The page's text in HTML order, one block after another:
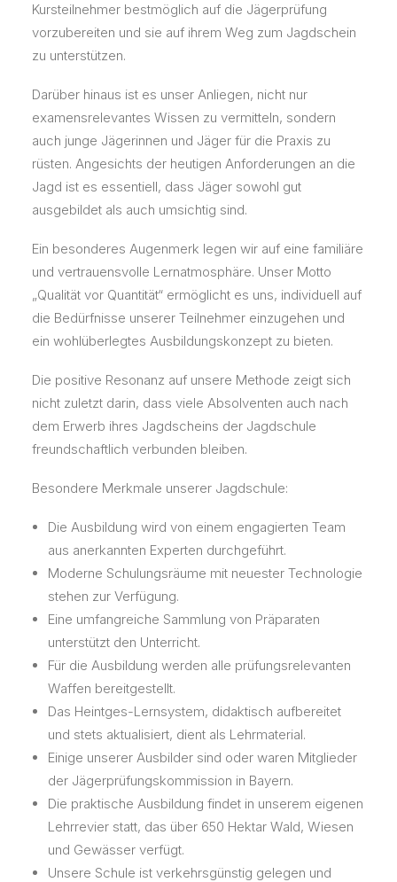
Kursteilnehmer bestmöglich auf die Jägerprüfung
vorzubereiten und sie auf ihrem Weg zum Jagdschein
zu unterstützen.
Darüber hinaus ist es unser Anliegen, nicht nur
examensrelevantes Wissen zu vermitteln, sondern
auch junge Jägerinnen und Jäger für die Praxis zu
rüsten. Angesichts der heutigen Anforderungen an die
Jagd ist es essentiell, dass Jäger sowohl gut
ausgebildet als auch umsichtig sind.
Ein besonderes Augenmerk legen wir auf eine familiäre
und vertrauensvolle Lernatmosphäre. Unser Motto
„Qualität vor Quantität“ ermöglicht es uns, individuell auf
die Bedürfnisse unserer Teilnehmer einzugehen und
ein wohlüberlegtes Ausbildungskonzept zu bieten.
Die positive Resonanz auf unsere Methode zeigt sich
nicht zuletzt darin, dass viele Absolventen auch nach
dem Erwerb ihres Jagdscheins der Jagdschule
freundschaftlich verbunden bleiben.
Besondere Merkmale unserer Jagdschule:
Die Ausbildung wird von einem engagierten Team
aus anerkannten Experten durchgeführt.
Moderne Schulungsräume mit neuester Technologie
stehen zur Verfügung.
Eine umfangreiche Sammlung von Präparaten
unterstützt den Unterricht.
Für die Ausbildung werden alle prüfungsrelevanten
Waffen bereitgestellt.
Das Heintges-Lernsystem, didaktisch aufbereitet
und stets aktualisiert, dient als Lehrmaterial.
Einige unserer Ausbilder sind oder waren Mitglieder
der Jägerprüfungskommission in Bayern.
Die praktische Ausbildung findet in unserem eigenen
Lehrrevier statt, das über 650 Hektar Wald, Wiesen
und Gewässer verfügt.
Unsere Schule ist verkehrsgünstig gelegen und